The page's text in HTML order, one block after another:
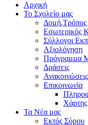
Αρχική
Το Σχολείο μας
Δομή,Τρόπος
Εσωτερικός
Σύλλογοι
Αξιολόγηση
Πρόγραμμα
Δράσεις
Ανακοινώσεις
Επικοινωνία
Χάρτης
Τα Νέα μας
Εκτός Σύρου